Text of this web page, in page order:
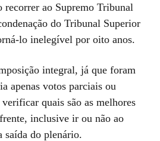
recorrer ao Supremo Tribunal
do Tribunal Superior
lo inelegível por oito anos.
integral, já que foram
apenas votos parciais ou
quais são as melhores
inclusive ir ou não ao
saída do plenário.